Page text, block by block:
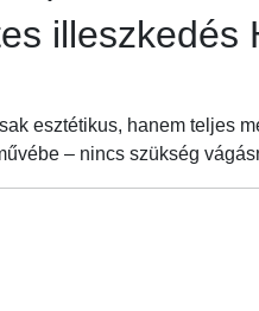
illeszkedés
esztétikus, hanem teljes
– nincs szükség